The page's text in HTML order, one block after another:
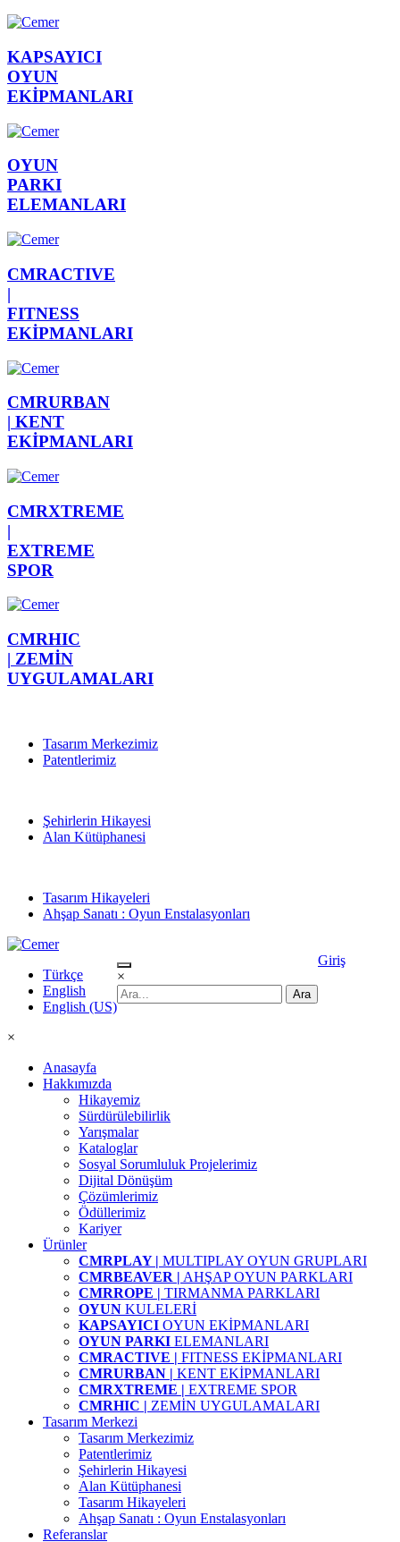
KAPSAYICI
OYUN
EKİPMANLARI
OYUN
PARKI
ELEMANLARI
CMRACTIVE
|
FITNESS
EKİPMANLARI
CMRURBAN
| KENT
EKİPMANLARI
CMRXTREME
|
EXTREME
SPOR
CMRHIC
| ZEMİN
UYGULAMALARI
Tasarım Merkezimiz
Patentlerimiz
Şehirlerin Hikayesi
Alan Kütüphanesi
Tasarım Hikayeleri
Ahşap Sanatı : Oyun Enstalasyonları
Türkçe
English
English (US)
×
Giriş
×
Anasayfa
Hakkımızda
Hikayemiz
Sürdürülebilirlik
Yarışmalar
Kataloglar
Sosyal Sorumluluk Projelerimiz
Dijital Dönüşüm
Çözümlerimiz
Ödüllerimiz
Kariyer
Ürünler
CMRPLAY | MULTIPLAY OYUN GRUPLARI
CMRBEAVER | AHŞAP OYUN PARKLARI
CMRROPE | TIRMANMA PARKLARI
OYUN KULELERİ
KAPSAYICI OYUN EKİPMANLARI
OYUN PARKI ELEMANLARI
CMRACTIVE | FITNESS EKİPMANLARI
CMRURBAN | KENT EKİPMANLARI
CMRXTREME | EXTREME SPOR
CMRHIC | ZEMİN UYGULAMALARI
Tasarım Merkezi
Tasarım Merkezimiz
Patentlerimiz
Şehirlerin Hikayesi
Alan Kütüphanesi
Tasarım Hikayeleri
Ahşap Sanatı : Oyun Enstalasyonları
Referanslar